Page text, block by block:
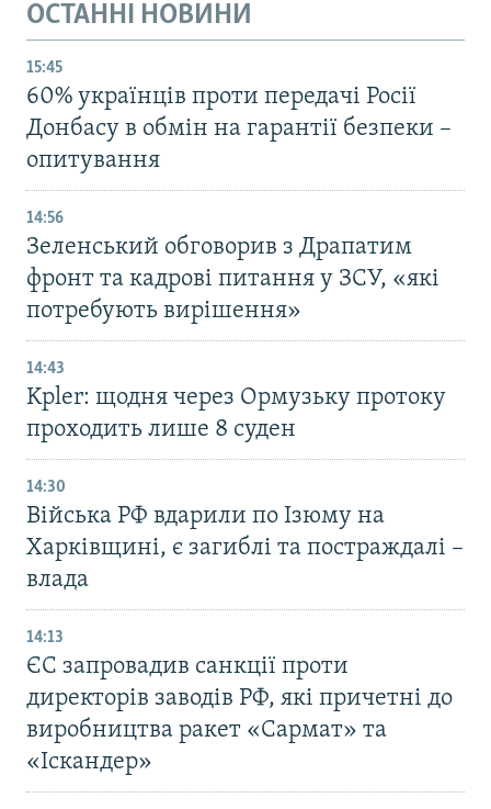
ОСТАННІ НОВИНИ
15:45
60% українців проти передачі Росії
Донбасу в обмін на гарантії безпеки –
опитування
14:56
Зеленський обговорив з Драпатим
фронт та кадрові питання у ЗСУ, «які
потребують вирішення»
14:43
Kpler: щодня через Ормузьку протоку
проходить лише 8 суден
14:30
Війська РФ вдарили по Ізюму на
Харківщині, є загиблі та постраждалі –
влада
14:13
ЄС запровадив санкції проти
директорів заводів РФ, які причетні до
виробництва ракет «Сармат» та
«Іскандер»